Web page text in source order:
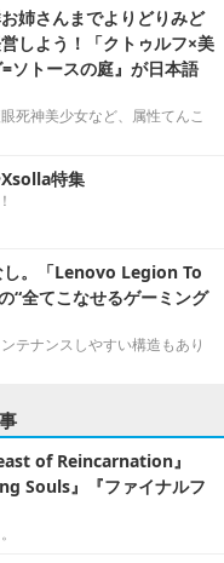
姉さんまでよりどりみど
しよう！「クトゥルフ×美
ソトースの庭』が日本語
死神美少女など、属性てんこ
特集
。「Lenovo Legion To
全てこなせるゲーミング
テナンスしやすい構造もあり
of Reincarnation』
Souls』『ファイナルフ